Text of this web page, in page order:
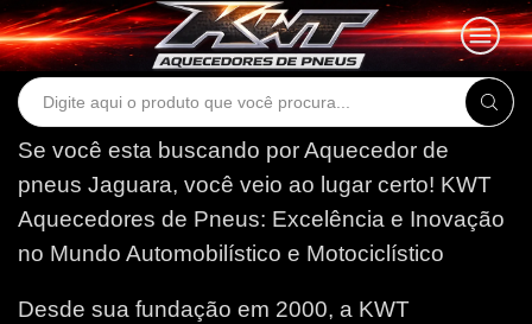
Search
Se você esta buscando por Aquecedor de
pneus Jaguara, você veio ao lugar certo! KWT
Aquecedores de Pneus: Excelência e Inovação
no Mundo Automobilístico e Motociclístico
Desde sua fundação em 2000, a KWT